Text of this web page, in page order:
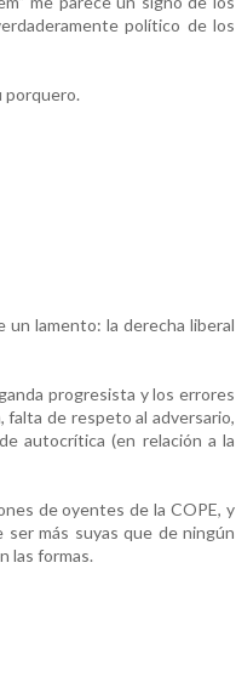
político de los
porquero.
un lamento: la derecha liberal
progresista y los errores
falta de respeto al adversario,
autocrítica (en relación a la
de oyentes de la COPE, y
más suyas que de ningún
las formas.